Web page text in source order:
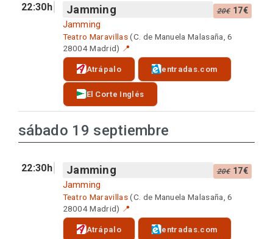
22:30h Jamming 20€17€
Jamming
Teatro Maravillas(C. de Manuela Malasaña, 6
28004 Madrid) 📍
Atrápalo entradas.com
El Corte Inglés
sábado 19 septiembre
22:30h Jamming 20€17€
Jamming
Teatro Maravillas(C. de Manuela Malasaña, 6
28004 Madrid) 📍
Atrápalo entradas.com